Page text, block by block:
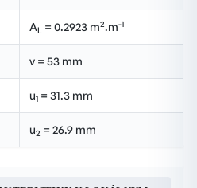
AL = 0.2923 m2.m-1
v = 53 mm
u1 = 31.3 mm
u2 = 26.9 mm